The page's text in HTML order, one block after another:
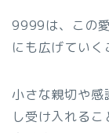
9999は、この
にも広げていく
小さな親切や
し受け入れるこ